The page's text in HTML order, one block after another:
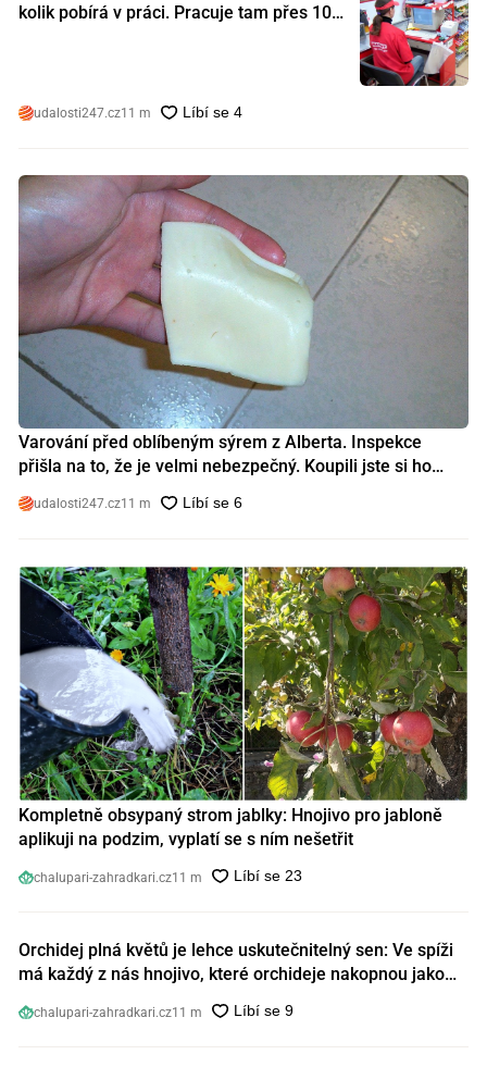
kolik pobírá v práci. Pracuje tam přes 10
udalosti247.cz11 m
Varování před oblíbeným sýrem z Alberta. Inspekce
přišla na to, že je velmi nebezpečný. Koupili jste si ho
udalosti247.cz11 m
Kompletně obsypaný strom jablky: Hnojivo pro jabloně
aplikuji na podzim, vyplatí se s ním nešetřit
chalupari-zahradkari.cz11 m
Orchidej plná květů je lehce uskutečnitelný sen: Ve spíži
má každý z nás hnojivo, které orchideje nakopnou jako
chalupari-zahradkari.cz11 m